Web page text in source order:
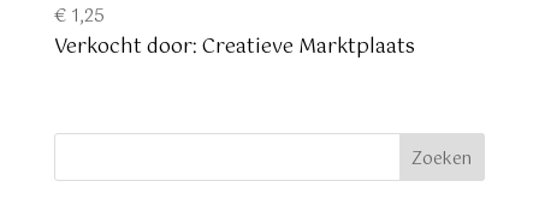
€1,25
Verkocht door: Creatieve Marktplaats
Zoeken